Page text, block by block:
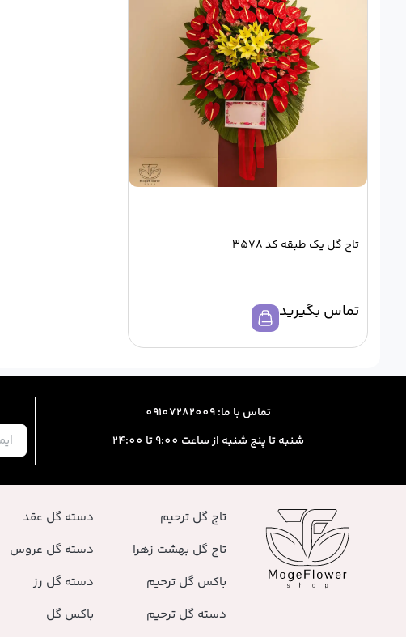
تاج گل یک طبقه کد 3578
تماس بگیرید
تماس با ما: 09107282009
شنبه تا پنج شنبه از ساعت 9:00 تا 24:00
تاج گل ترحیم
تاج گل بهشت زهرا
باکس گل ترحیم
دسته گل ترحیم
دسته گل عقد
دسته گل عروس
دسته گل رز
باکس گل